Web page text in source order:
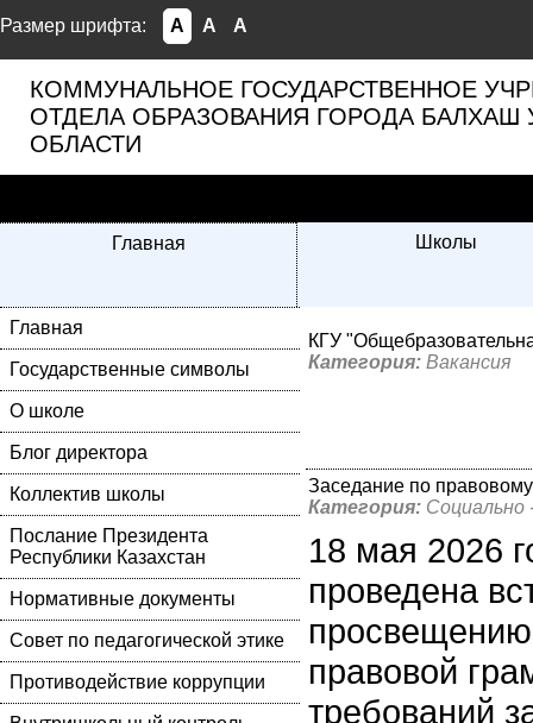
Размер шрифта: A A A
КОММУНАЛЬНОЕ ГОСУДАРСТВЕННОЕ
ОТДЕЛА ОБРАЗОВАНИЯ ГОРОДА БАЛХАШ
ОБЛАСТИ
Главная Школы
Главная
Государственные символы
О школе
Блог директора
Коллектив школы
Послание Президента
Республики Казахстан
Нормативные документы
Совет по педагогической этике
Противодействие коррупции
КГУ
Категория: Вакансия
Заседание по
Категория: Социально
18 мая 2026
проведена
правовой
требований